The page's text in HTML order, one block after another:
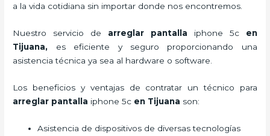
a la vida cotidiana sin importar donde nos encontremos.
Nuestro servicio de arreglar pantalla iphone 5c en
Tijuana, es eficiente y seguro proporcionando una
asistencia técnica ya sea al hardware o software.
Los beneficios y ventajas de contratar un técnico para
arreglar pantalla iphone 5c en Tijuana son:
Asistencia de dispositivos de diversas tecnologías